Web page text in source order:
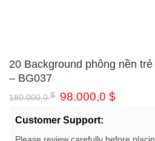
20 Background phông nền
– BG037
180.000,0$ Original
price
180.000,0 $.
98.000,0$
Customer Support: